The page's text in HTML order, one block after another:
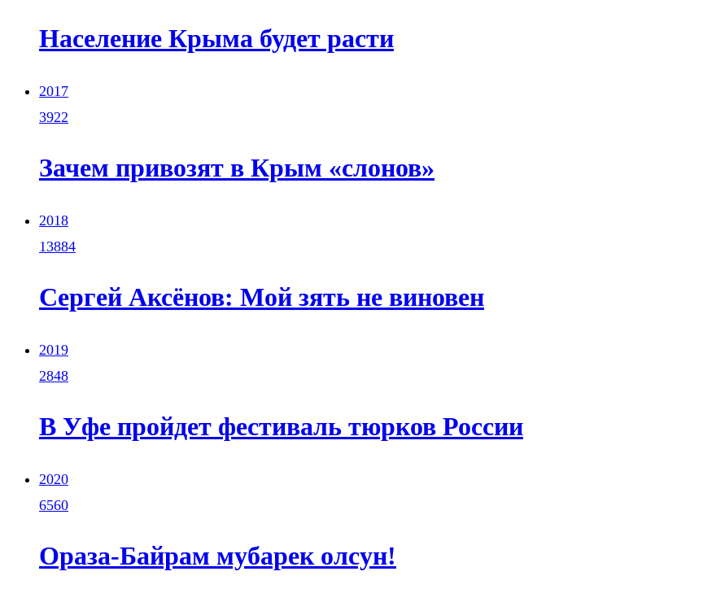
Население Крыма будет расти
2017
3922
Зачем привозят в Крым «слонов»
2018
13884
Cергей Аксёнов: Мой зять не виновен
2019
2848
В Уфе пройдет фестиваль тюрков России
2020
6560
Ораза-Байрам мубарек олсун!